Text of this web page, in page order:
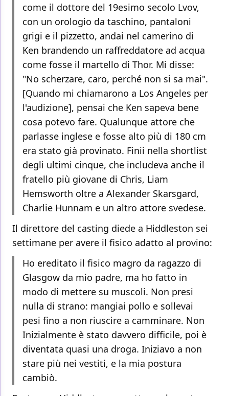
come il dottore del 19esimo secolo Lvov,
con un orologio da taschino, pantaloni
grigi e il pizzetto, andai nel camerino di
Ken brandendo un raffreddatore ad acqua
come fosse il martello di Thor. Mi disse:
"No scherzare, caro, perché non si sa mai".
[Quando mi chiamarono a Los Angeles per
l'audizione], pensai che Ken sapeva bene
cosa potevo fare. Qualunque attore che
parlasse inglese e fosse alto più di 180 cm
era stato già provinato. Finii nella shortlist
degli ultimi cinque, che includeva anche il
fratello più giovane di Chris, Liam
Hemsworth oltre a Alexander Skarsgard,
Charlie Hunnam e un altro attore svedese.
Il direttore del casting diede a Hiddleston sei
settimane per avere il fisico adatto al provino:
Ho ereditato il fisico magro da ragazzo di
Glasgow da mio padre, ma ho fatto in
modo di mettere su muscoli. Non presi
nulla di strano: mangiai pollo e sollevai
pesi fino a non riuscire a camminare. Non
Inizialmente è stato davvero difficile, poi è
diventata quasi una droga. Iniziavo a non
stare più nei vestiti, e la mia postura
cambiò.